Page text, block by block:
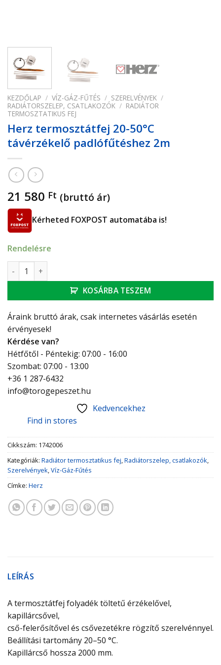
KEZDŐLAP / VÍZ-GÁZ-FŰTÉS / SZERELVÉNYEK /
RADIÁTORSZELEP, CSATLAKOZÓK / RADIÁTOR
TERMOSZTATIKUS FEJ
Herz termosztátfej 20-50°C
távérzékelő padlófűtéshez 2m
21 580 Ft (bruttó ár)
Kérheted FOXPOST automatába is!
Rendelésre
Herz termosztátfej 20-50°C távérzékelő padlófűtéshez 2m
KOSÁRBA TESZEM
Áraink bruttó árak, csak internetes vásárlás esetén
érvényesek!
Kérdése van?
Hétfőtől - Péntekig: 07:00 - 16:00
Szombat: 07:00 - 13:00
+36 1 287-6432
info@torogepeszet.hu
Kedvencekhez
Find in stores
Cikkszám: 1742006
Kategóriák: Radiátor termosztatikus fej,Radiátorszelep, csatlakozók,
Szerelvények,Víz-Gáz-Fűtés
Címke: Herz
LEÍRÁS
A termosztátfej folyadék töltetű érzékelővel,
kapillárcsővel,
cső-felerősítővel és csővezetékre rögzítő szerelvénnyel.
Beállítási tartomány 20–50 °C.
Kapillárcső hossza 2000 mm.